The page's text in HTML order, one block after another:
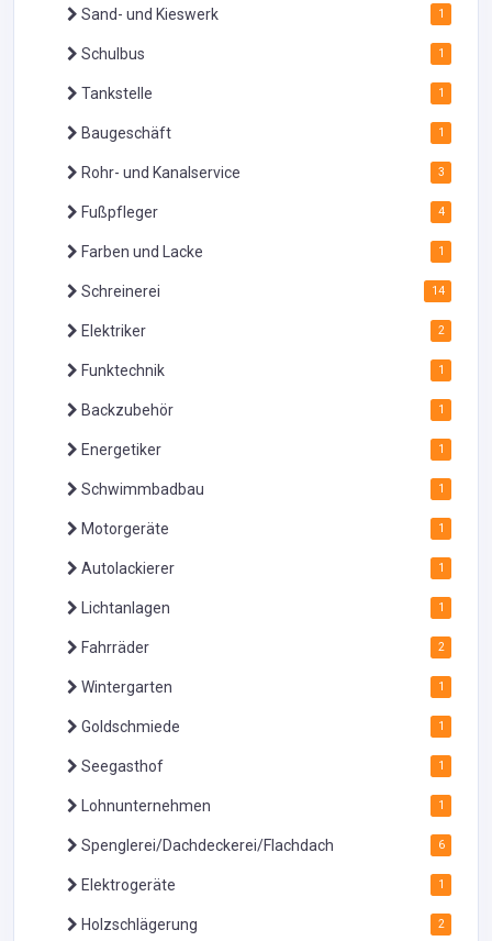
Sand- und Kieswerk 1
Schulbus 1
Tankstelle 1
Baugeschäft 1
Rohr- und Kanalservice 3
Fußpfleger 4
Farben und Lacke 1
Schreinerei 14
Elektriker 2
Funktechnik 1
Backzubehör 1
Energetiker 1
Schwimmbadbau 1
Motorgeräte 1
Autolackierer 1
Lichtanlagen 1
Fahrräder 2
Wintergarten 1
Goldschmiede 1
Seegasthof 1
Lohnunternehmen 1
Spenglerei/Dachdeckerei/Flachdach 6
Elektrogeräte 1
Holzschlägerung 2